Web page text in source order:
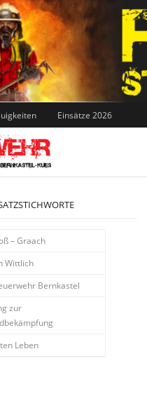
Einsätze 2026
– Graach
Wittlich
Bernkastel
zur
Leben